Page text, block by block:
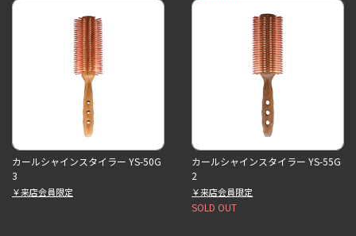
カールシャインスタイラー YS-50G
3
￥来店会員限定
カールシャインスタイラー YS-55G
2
￥来店会員限定
SOLD OUT